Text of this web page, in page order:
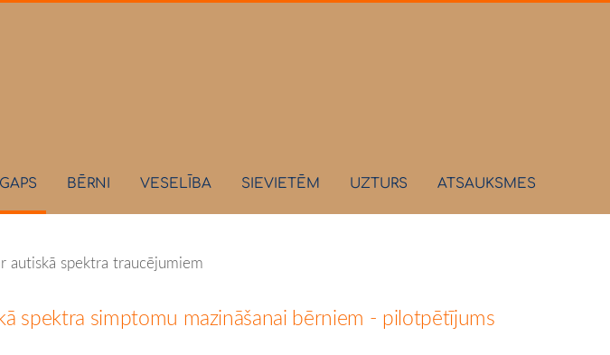
GAPS BĒRNI VESELĪBA SIEVIETĒM UZTURS ATSAUKSMES
autiskā spektra traucējumiem
spektra simptomu mazināšanai bērniem - pilotpētījums